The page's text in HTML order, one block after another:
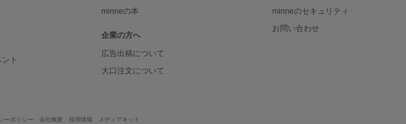
ト
minneの本
企業の方へ
広告出稿について
大口注文について
minneのセキュリティ
お問い合わせ
ーポリシー 会社概要 採用情報 メディアキット